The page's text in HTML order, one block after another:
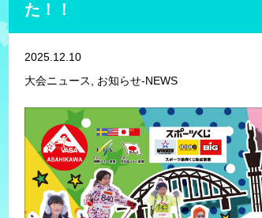
た！！
2025.12.10
大会ニュース, お知らせ-NEWS